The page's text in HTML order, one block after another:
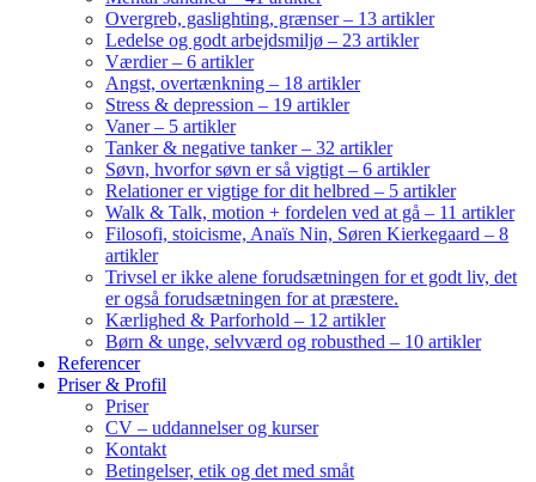
Overgreb, gaslighting, grænser – 13 artikler
Ledelse og godt arbejdsmiljø – 23 artikler
Værdier – 6 artikler
Angst, overtænkning – 18 artikler
Stress & depression – 19 artikler
Vaner – 5 artikler
Tanker & negative tanker – 32 artikler
Søvn, hvorfor søvn er så vigtigt – 6 artikler
Relationer er vigtige for dit helbred – 5 artikler
Walk & Talk, motion + fordelen ved at gå – 11 artikler
Filosofi, stoicisme, Anaïs Nin, Søren Kierkegaard – 8
artikler
Trivsel er ikke alene forudsætningen for et godt liv, det
er også forudsætningen for at præstere.
Kærlighed & Parforhold – 12 artikler
Børn & unge, selvværd og robusthed – 10 artikler
Referencer
Priser & Profil
Priser
CV – uddannelser og kurser
Kontakt
Betingelser, etik og det med småt